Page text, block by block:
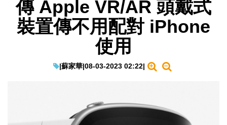
傳 Apple VR/AR 頭戴式
裝置傳不用配對 iPhone
使用
|蘇家華|08-03-2023 02:22|